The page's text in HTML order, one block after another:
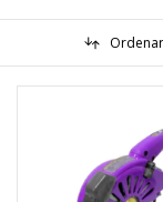
Ordenar